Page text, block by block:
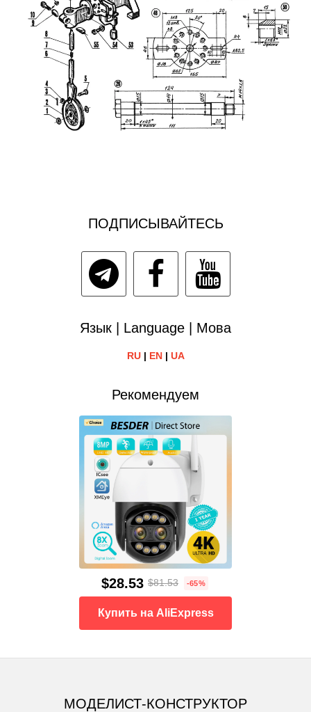
ПОДПИСЫВАЙТЕСЬ
Язык | Language | Мова
RU| EN| UA
Рекомендуем
$28.53 $81.53 -65%
Купить на AliExpress
МОДЕЛИСТ-КОНСТРУКТОР